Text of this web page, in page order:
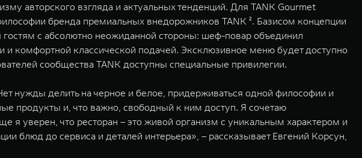
авторского взгляда и актуальных тенденций. Для TANK Gourmet
бренда премиальных внедорожников TANK ². Базисом концепции
с абсолютно неожиданной стороны: шеф-повар объединил
комфортной классической подачей. Эксклюзивное меню будет доступно
сообщества TANK доступны специальные привилегии.
нужды делить на черное и белое, придерживаться одной философии и
продукты и, что важно, свободный к ним доступ. Я сочетаю
я уверен, что ресторан – это живой организм с уникальным характером и
блюд до сервиса и деталей интерьера», – рассказывает Евгений Корсун,